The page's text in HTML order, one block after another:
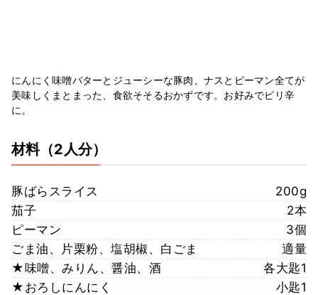
にんにく味噌バターとジューシーな豚肉、ナスとピーマン全てが
美味しくまとまった、食欲そそるおかずです。お好みでピリ辛
に。
材料（2人分）
豚ばらスライス
200g
茄子
2本
ピーマン
3個
ごま油、片栗粉、塩胡椒、白ごま
適量
★味噌、みりん、醤油、酒
各大匙1
★おろしにんにく
小匙1